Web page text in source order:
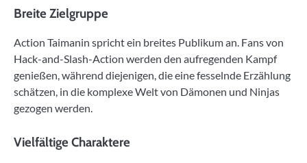
Breite Zielgruppe
Action Taimanin spricht ein breites Publikum an. Fans von
Hack-and-Slash-Action werden den aufregenden Kampf
genießen, während diejenigen, die eine fesselnde Erzählung
schätzen, in die komplexe Welt von Dämonen und Ninjas
gezogen werden.
Vielfältige Charaktere